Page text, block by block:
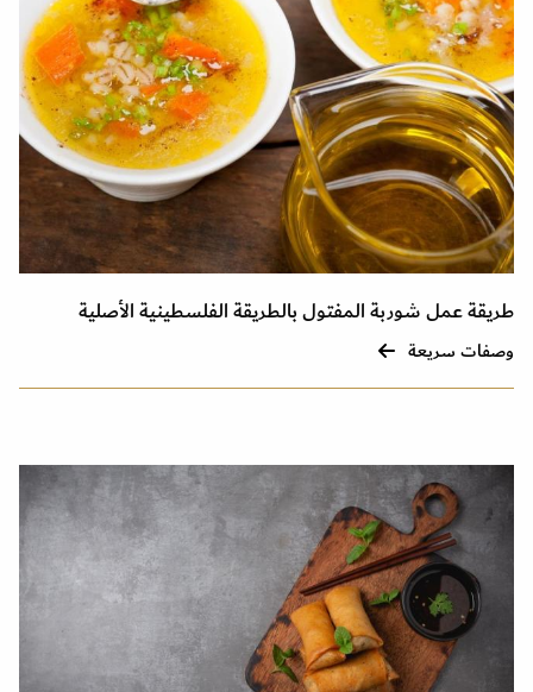
طريقة عمل شوربة المفتول بالطريقة الفلسطينية الأصلية
وصفات سريعة